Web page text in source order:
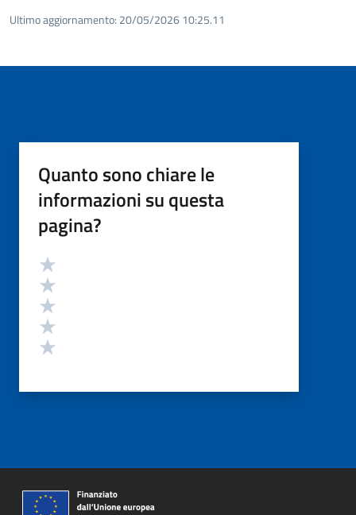
Ultimo aggiornamento: 20/05/2026 10:25.11
Quanto sono chiare le
informazioni su questa
pagina?
Valutazione